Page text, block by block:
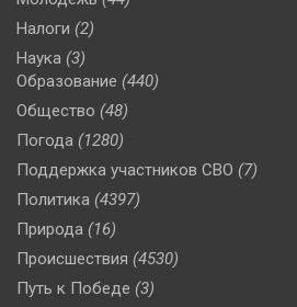
Налоги (2)
Наука (3)
Образование (440)
Общество (48)
Погода (1280)
Поддержка участников СВО (7)
Политика (4397)
Природа (16)
Происшествия (4530)
Путь к Победе (3)